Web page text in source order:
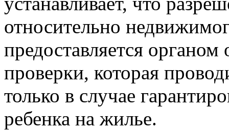
относительно
предоставляется
проверки, которая
только в случае
ребенка на жилье.